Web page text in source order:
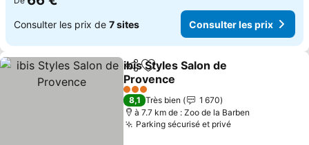
Consulter les prix de 7 sites Consulter les prix
PartagerAjouter à mes favoris
ibis Styles Salon de
Provence
Consulter les prix
3 Étoiles
8,1 Très bien
1 670
à 7.7 km de : Zoo de la Barben
Parking sécurisé et privéConsulter les